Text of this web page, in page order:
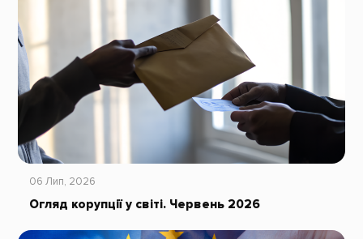
06 Лип, 2026
Огляд корупції у світі. Червень 2026